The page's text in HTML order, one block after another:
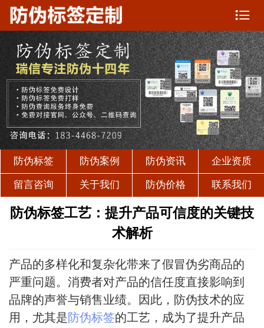

防伪标签 防伪案例 防伪资讯 企业资质
留言咨询 关于我们 防伪价格 联系我们
防伪标签工艺：提升产品可信度的关键技
术解析
产品的多样化和复杂化带来了假冒伪劣商品的
严重问题。消费者对产品的信任度直接影响到
品牌的声誉与销售业绩。因此，防伪技术的应
用，尤其是防伪标签的工艺，成为了提升产品